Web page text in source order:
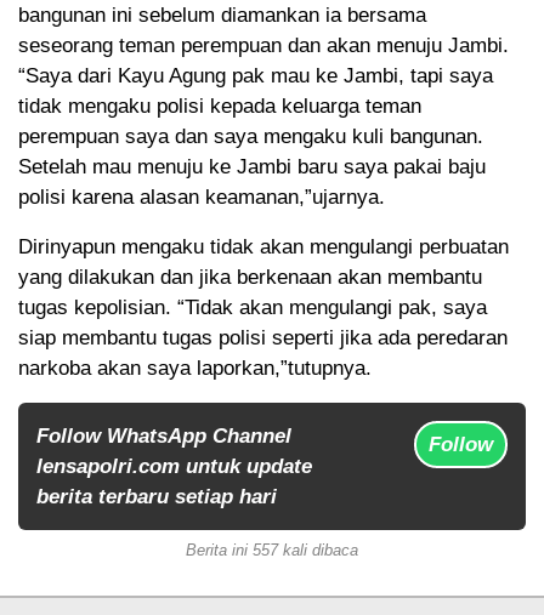
bangunan ini sebelum diamankan ia bersama
seseorang teman perempuan dan akan menuju Jambi.
“Saya dari Kayu Agung pak mau ke Jambi, tapi saya
tidak mengaku polisi kepada keluarga teman
perempuan saya dan saya mengaku kuli bangunan.
Setelah mau menuju ke Jambi baru saya pakai baju
polisi karena alasan keamanan,”ujarnya.
Dirinyapun mengaku tidak akan mengulangi perbuatan
yang dilakukan dan jika berkenaan akan membantu
tugas kepolisian. “Tidak akan mengulangi pak, saya
siap membantu tugas polisi seperti jika ada peredaran
narkoba akan saya laporkan,”tutupnya.
Follow WhatsApp Channel
lensapolri.com untuk update
berita terbaru setiap hari
Follow
Berita ini 557 kali dibaca